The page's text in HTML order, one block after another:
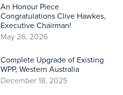
An Honour Piece
Congratulations Clive Hawkes,
Executive Chairman!
May 26, 2026
Complete Upgrade of Existing
WPP, Western Australia
December 18, 2025